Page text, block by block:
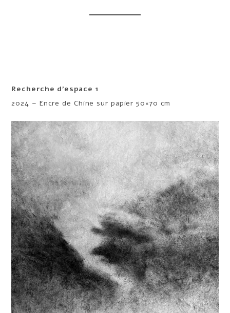
Recherche d’espace 1
2024 – Encre de Chine sur papier 50×70 cm